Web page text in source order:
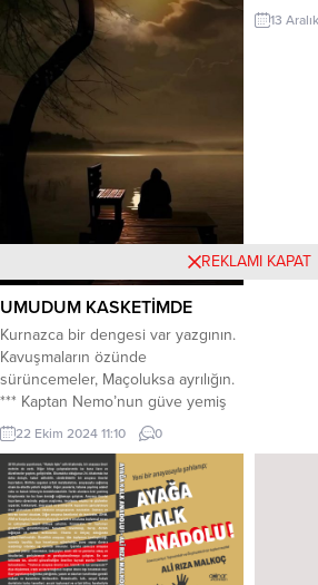
UMUDUM KASKETİMDE
Kurnazca bir dengesi var yazgının.
Kavuşmaların özünde
sürüncemeler, Maçoluksa ayrılığın.
*** Kaptan Nemo’nun güve yemiş
üniforması Dipteyim milyar çarpı
yirmi bin fersah. Ermiş derviş külahı
sedirde; Hissedar olmak için
muhteşem yüreğine, Müddetsiz
sancı dağıtmakta Kadı Agâh. *** Üç
büklüm olmuş söz Kıran giresi
hüsran.. Beşik verandada rüzgar
beklemekte. Gece yine...
22 Ekim 2024 11:10 0
kalpler
13
REKLAMI KAPAT